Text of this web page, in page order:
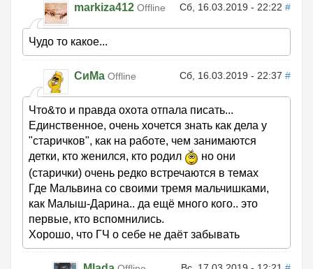
markiza412 Offline Сб, 16.03.2019 - 22:22 #
Чудо то какое...
СиМа Offline Сб, 16.03.2019 - 22:37 #
Что&то и правда охота отпала писать...
Единственное, очень хочется знать как дела у
"старичков", как на работе, чем занимаются
детки, кто женился, кто родил
но они
(старички) очень редко встречаются в темах
Где Мальвина со своими тремя мальчишками,
как Малыш-Дарина.. да ещё много кого.. это
первые, кто вспомнились.
Хорошо, что ГЧ о себе не даёт забывать